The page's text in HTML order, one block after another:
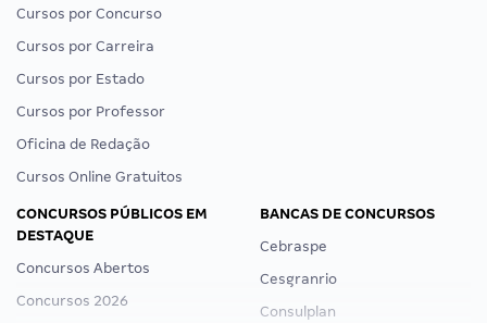
Cursos por Concurso
Cursos por Carreira
Cursos por Estado
Cursos por Professor
Oficina de Redação
Cursos Online Gratuitos
CONCURSOS PÚBLICOS EM
DESTAQUE
Concursos Abertos
Concursos 2026
BANCAS DE CONCURSOS
Cebraspe
Cesgranrio
Consulplan